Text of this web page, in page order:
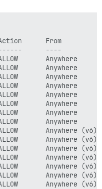
From
----
Anywhere
Anywhere
Anywhere
Anywhere
Anywhere
Anywhere
Anywhere
Anywhere
Anywhere (v6)
Anywhere (v6)
Anywhere (v6)
Anywhere (v6)
Anywhere (v6)
Anywhere (v6)
Anywhere (v6)